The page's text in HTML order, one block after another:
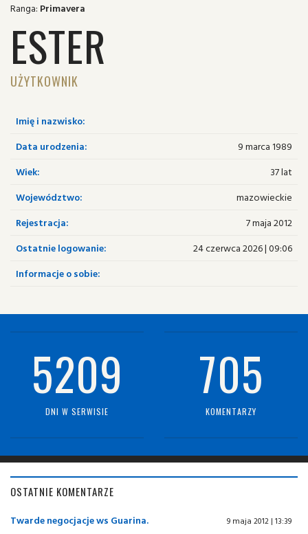
Ranga: Primavera
ESTER
UŻYTKOWNIK
Imię i nazwisko:
Data urodzenia:
9 marca 1989
Wiek:
37 lat
Województwo:
mazowieckie
Rejestracja:
7 maja 2012
Ostatnie logowanie:
24 czerwca 2026 | 09:06
Informacje o sobie:
5209
DNI W SERWISIE
705
KOMENTARZY
OSTATNIE KOMENTARZE
Twarde negocjacje ws Guarina. 9 maja 2012 | 13:39